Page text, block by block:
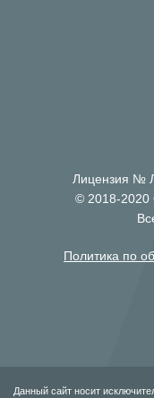
Лицензия №
© 2018-
Политика по
Данный сайт носит